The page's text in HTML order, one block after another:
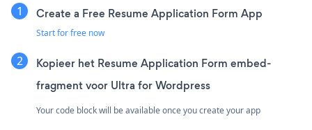
Create a Free Resume Application Form App
Start for free now
Kopieer het Resume Application Form embed-
fragment voor Ultra for Wordpress
Your code block will be available once you create your app